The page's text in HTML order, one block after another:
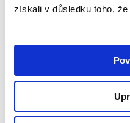
získali v důsledku toho,
Bojujeme za každou
radost svými pokroky,
a co se naučí,
který nás posiluje.
začátku toho
Kubík přestane
slepý ležáček, až